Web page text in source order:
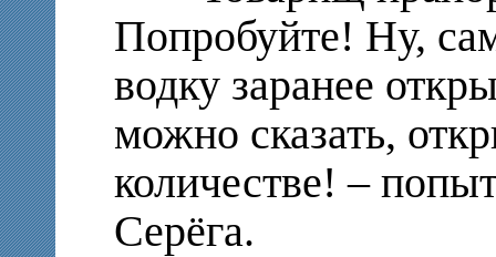
Попробуйте! Ну,
водку заранее
можно сказать,
количестве! –
Серёга.